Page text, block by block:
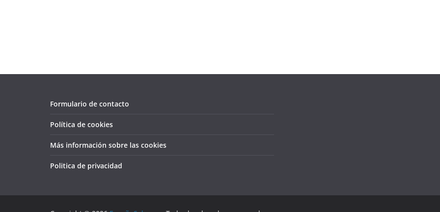
Formulario de contacto
Política de cookies
Más información sobre las cookies
Politica de privacidad